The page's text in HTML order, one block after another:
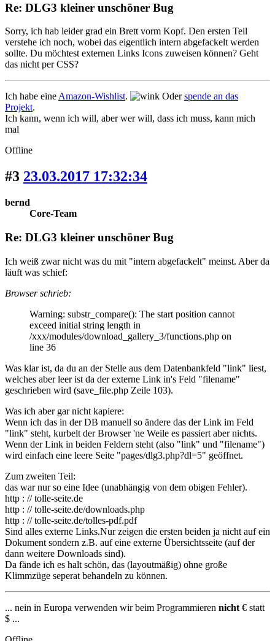
Re: DLG3 kleiner unschöner Bug
Sorry, ich hab leider grad ein Brett vorm Kopf. Den ersten Teil
verstehe ich noch, wobei das eigentlich intern abgefackelt werden
sollte. Du möchtest externen Links Icons zuweisen können? Geht
das nicht per CSS?
Ich habe eine Amazon-Wishlist. Oderspende an das
Projekt.
Ich kann, wenn ich will, aber wer will, dass ich muss, kann mich
mal
Offline
#3 23.03.2017 17:32:34
bernd
Core-Team
Re: DLG3 kleiner unschöner Bug
Ich weiß zwar nicht was du mit "intern abgefackelt" meinst. Aber da
läuft was schief:
Browser schrieb:
Warning: substr_compare(): The start position cannot
exceed initial string length in
/xxx/modules/download_gallery_3/functions.php on
line 36
Was klar ist, da du an der Stelle aus dem Datenbankfeld "link" liest,
welches aber leer ist da der externe Link in's Feld "filename"
geschrieben wird (save_file.php Zeile 103).
Was ich aber gar nicht kapiere:
Wenn ich das in der DB manuell so ändere das der Link im Feld
"link" steht, kurbelt der Browser 'ne Weile es passiert aber nichts.
Wenn der Link in beiden Feldern steht (also "link" und "filename")
wird einfach eine leere Seite "pages/dlg3.php?dl=5" geöffnet.
Zum zweiten Teil:
das war nur so eine Idee (unabhängig von dem obigen Fehler).
http : // tolle-seite.de
http : // tolle-seite.de/downloads.php
http : // tolle-seite.de/tolles-pdf.pdf
Sind alles externe Links.Nur zeigen die ersten beiden ja nicht auf ein
Dokument sondern z.B. auf eine externe Übersichtsseite (auf der
dann weitere Downloads sind).
Da fände ich es halt schön, das (layoutmäßig) ohne große
Klimmzüge seperat behandeln zu können.
... nein in Europa verwenden wir beim Programmieren nicht € statt
$ ...